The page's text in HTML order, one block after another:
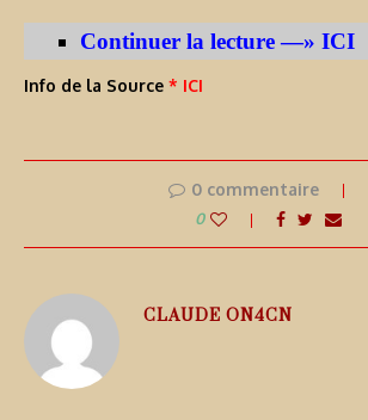
Continuer la lecture —» ICI
Info de la Source * ICI
0 commentaire
0
CLAUDE ON4CN